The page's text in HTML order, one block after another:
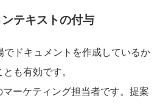
テキストの付与
でドキュメントを作成しているか
も有効です。
マーケティング担当者です。提案